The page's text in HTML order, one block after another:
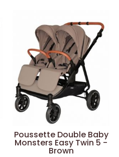
Poussette Double Baby
Monsters Easy Twin 5 -
Brown